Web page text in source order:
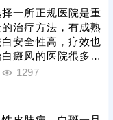
身需求、病情特点
适的医院就诊，规
，争取早日消灭白
一所正规医院是重
治疗方法，有成熟
安全性高，疗效也
癜风的医院很多，
科医院，有中医院
费用差多少?不同医
法定价不一样，患
1297